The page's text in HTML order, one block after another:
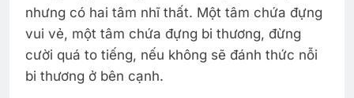
nhưng có hai tâm nhĩ thất. Một tâm chứa đựng
vui vẻ, một tâm chứa đựng bi thương, đừng
cười quá to tiếng, nếu không sẽ đánh thức nỗi
bi thương ở bên cạnh.